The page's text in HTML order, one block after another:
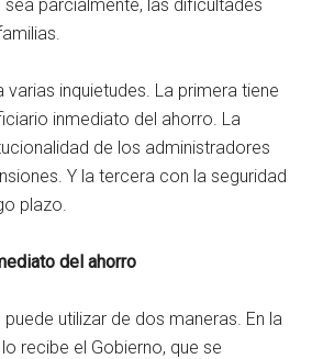
parcialmente, las dificultades
varias inquietudes. La primera tiene
inmediato del ahorro. La
de los administradores
Y la tercera con la seguridad
plazo.
del ahorro
utilizar de dos maneras. En la
recibe el Gobierno, que se